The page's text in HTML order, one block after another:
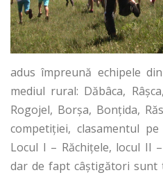
adus împreună echipele
mediul rural: Dăbâca,
Rogojel, Borşa, Bonţida,
competiţiei, clasamentul
Locul I – Răchiţele, locul II
dar de fapt câştigători sunt